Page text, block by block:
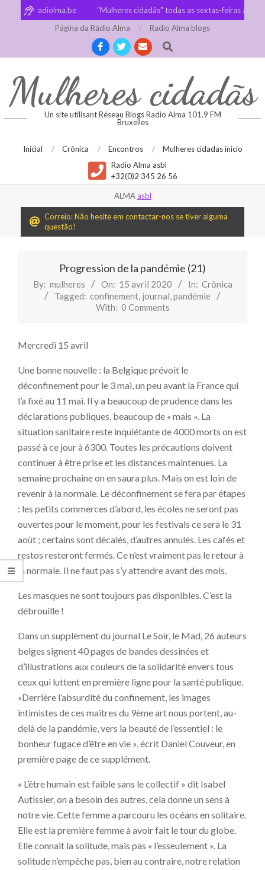
www.radiolma.be
"Mulheres cidadãs" todas as sextas-feiras às 17h
Página da Rádio Alma
Radio Alma blogs
Search
Mulheres cidadãs
Un site utilisant Réseau Blogs Radio Alma 101.9 FM
Bruxelles
PrimaryInicial Crônica Encontros
Mulheres cidadas inicio
Radio Alma asbl
+32(0)2 345 26 56
ALMA asbl
Correio: Não hesite em contactar-nos se tiver alguma
questão!
Progression de la pandémie (21)
By: mulheres On: 15 avril 2020 In: Crônica
Tagged: confinement, journal,pandémie
With: 0 Comments
Mercredi 15 avril
Une bonne nouvelle : la Belgique prévoit le
déconfinement pour le 3 mai, un peu avant la France qui
l’a fixé au 11 mai. Il y a beaucoup de prudence dans les
déclarations publiques, beaucoup de « mais ». La
situation sanitaire reste inquiétante de 4000 morts on est
passé à ce jour à 6300. Toutes les précautions doivent
continuer à être prise et les distances maintenues. La
semaine prochaine on en saura plus. Mais on est loin de
revenir à la normale. Le déconfinement se fera par étapes
: les petits commerces d’abord, les écoles ne seront pas
ouvertes pour le moment, pour les festivals ce sera le 31
août ; certains sont décalés, d’autres annulés. Les cafés et
restos resteront fermés. Ce n’est vraiment pas le retour à
la normale. Il ne faut pas s’y attendre avant des mois.
Les masques ne sont toujours pas disponibles. C’est la
débrouille !
Dans un supplément du journal Le Soir, le Mad, 26 auteurs
belges signent 40 pages de bandes dessinées et
d’illustrations aux couleurs de la solidarité envers tous
ceux qui luttent en première ligne pour la santé publique.
«Derrière l’absurdité du confinement, les images
intimistes de ces maitres du 9ème art nous portent, au-
delà de la pandémie, vers la beauté de l’essentiel : le
bonheur fugace d’être en vie », écrit Daniel Couveur, en
première page de ce supplément.
« L’être humain est faible sans le collectif » dit Isabel
Autissier, on a besoin des autres, cela donne un sens à
notre vie. Cette femme a parcouru les océans en solitaire.
Elle est la première femme à avoir fait le tour du globe.
Elle connait la solitude, mais pas « l’esseulement ». La
solitude n’empêche pas, bien au contraire, notre relation